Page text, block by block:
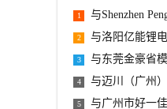
1
与Shenzhen
2
与洛阳亿能锂
3
与东莞金豪省
4
与迈川（广州
5
与广州市好一